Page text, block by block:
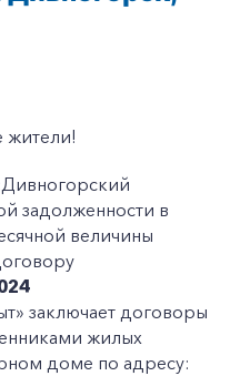
жители!
задолженности в
величины
заключает договоры
жилых
доме по адресу: